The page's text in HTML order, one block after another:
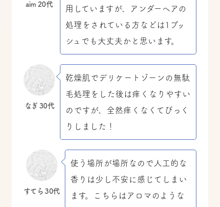
aim 20代
用していますが、アンダーヘアの
処理をされている方などは1プッ
シュでも大丈夫かと思います。
なぎ 30代
乾燥肌でデリケートゾーンの無駄
毛処理をした後は痒くなりやすい
のですが、全然痒くなくてびっく
りしました！
すてら 30代
使う場所が場所なので人工的な
香りは少し不安に感じてしまい
ます。こちらはアロマのような